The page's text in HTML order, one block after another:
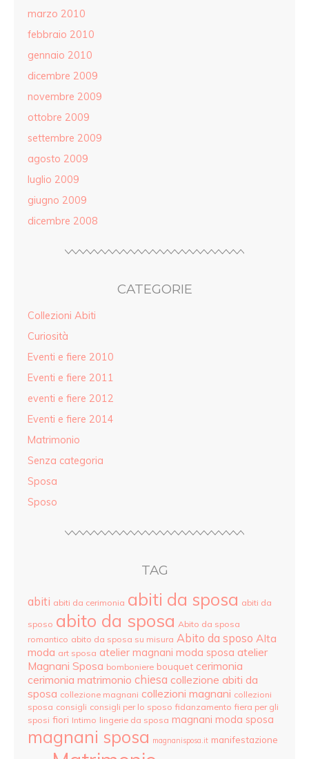
marzo 2010
febbraio 2010
gennaio 2010
dicembre 2009
novembre 2009
ottobre 2009
settembre 2009
agosto 2009
luglio 2009
giugno 2009
dicembre 2008
CATEGORIE
Collezioni Abiti
Curiosità
Eventi e fiere 2010
Eventi e fiere 2011
eventi e fiere 2012
Eventi e fiere 2014
Matrimonio
Senza categoria
Sposa
Sposo
TAG
abiti abiti da cerimonia abiti da sposa abiti da
sposo abito da sposa Abito da sposa
romantico abito da sposa su misura Abito da sposo Alta
moda art sposa atelier magnani moda sposa atelier
Magnani Sposa bomboniere bouquet cerimonia
cerimonia matrimonio chiesa collezione abiti da
sposa collezione magnani collezioni magnani collezioni
sposa consigli consigli per lo sposo fidanzamento fiera per gli
sposi fiori Intimo lingerie da sposa magnani moda sposa
magnani sposa magnanisposa.it manifestazione